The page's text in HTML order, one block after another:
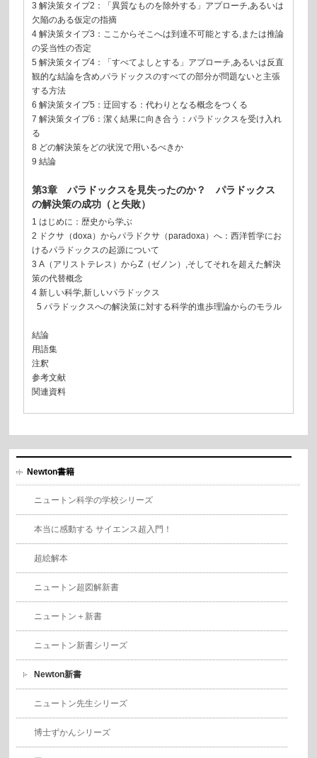
3 解決策タイプ2：「異質なものを除外する」アプローチ,あるいは
欠陥のある仮定の指摘
4 解決策タイプ3：ここからそこへは到達不可能とする,または推論
の妥当性の否定
5 解決策タイプ4：「すべてよしとする」アプローチ,あるいは反直
観的な結論を含め,パラドックスのすべての部分が問題ないと主張
する方法
6 解決策タイプ5：迂回する：代わりとなる概念をつくる
7 解決策タイプ6：潔く結果に向き合う：パラドックスを受け入れ
る
8 どの解決策をどの状況で用いるべきか
9 結論
第3章 パラドックスを見失ったのか？ パラドックス
の解決策の成功（と失敗）
1 はじめに：歴史から学ぶ
2 ドクサ（doxa）からパラドクサ（paradoxa）へ：西洋哲学にお
けるパラドックスの起源について
3 A（アリストテレス）からZ（ゼノン）,そしてそれを超えた解決
策の代替概念
4 新しい科学,新しいパラドックス
5 パラドックスへの解決策に対する科学的進歩理論からのモラル
結論
用語集
注釈
参考文献
関連資料
Newton書籍
ニュートン科学の学校シリーズ
本当に感動する サイエンス超入門！
超絵解本
ニュートン超図解新書
ニュートン＋新書
ニュートン新書シリーズ
Newton新書
ニュートン先生シリーズ
博士ずかんシリーズ